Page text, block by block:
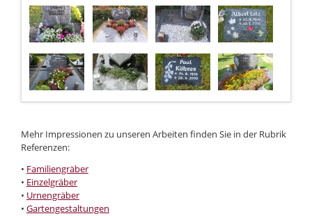
Mehr Impressionen zu unseren Arbeiten finden Sie in der Rubrik
Referenzen:
• Familiengräber
• Einzelgräber
• Urnengräber
• Gartengestaltungen